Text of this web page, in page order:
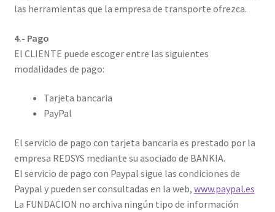
las herramientas que la empresa de transporte ofrezca.
4.- Pago
El CLIENTE puede escoger entre las siguientes
modalidades de pago:
Tarjeta bancaria
PayPal
El servicio de pago con tarjeta bancaria es prestado por la
empresa REDSYS mediante su asociado de BANKIA.
El servicio de pago con Paypal sigue las condiciones de
Paypal y pueden ser consultadas en la web, www.paypal.es
La FUNDACION no archiva ningún tipo de información